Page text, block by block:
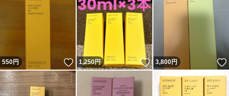
550円 いいね！
1,250円 いいね！
3,800円